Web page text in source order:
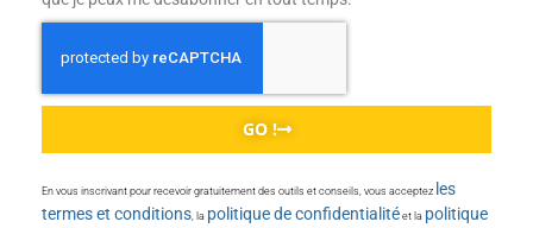
GO !
En vous inscrivant pour recevoir gratuitement des outils et conseils, vous acceptez les
termes et conditions, la politique de confidentialité et la politique